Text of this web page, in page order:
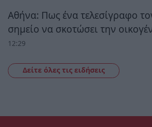
Αθήνα: Πως ένα τελεσίγραφο
σημείο να σκοτώσει την
12:29
Δείτε όλες τις ειδήσεις